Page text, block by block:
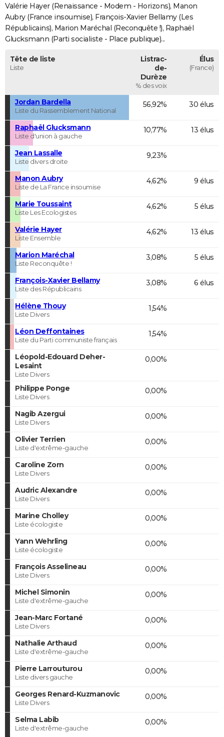
FORUM
Bricolage
Lifestyle
Culture
SportAuto
Television
Voyage
Cinema
Valérie Hayer (Renaissance - Modem - Horizons), Manon
Aubry (France insoumise), François-Xavier Bellamy (Les
Républicains), Marion Maréchal (Reconquête !), Raphaël
Glucksmann (Parti socialiste - Place publique)...
Tête de liste
Liste
Listrac-
de-
Durèze
% des voix
Élus
(France)
Jordan Bardella
Liste du Rassemblement National
56,92% 30 élus
Raphaël Glucksmann
Liste d'union à gauche
10,77% 13 élus
Jean Lassalle
Liste divers droite
9,23%
Manon Aubry
Liste de La France insoumise
4,62% 9 élus
Marie Toussaint
Liste Les Ecologistes
4,62% 5 élus
Valérie Hayer
Liste Ensemble
4,62% 13 élus
Marion Maréchal
Liste Reconquête !
3,08% 5 élus
François-Xavier Bellamy
Liste des Républicains
3,08% 6 élus
Hélène Thouy
Liste Divers
1,54%
Léon Deffontaines
Liste du Parti communiste français
1,54%
Léopold-Edouard Deher-
Lesaint
Liste Divers
0,00%
Philippe Ponge
Liste Divers
0,00%
Nagib Azergui
Liste Divers
0,00%
Olivier Terrien
Liste d'extrême-gauche
0,00%
Caroline Zorn
Liste Divers
0,00%
Audric Alexandre
Liste Divers
0,00%
Marine Cholley
Liste écologiste
0,00%
Yann Wehrling
Liste écologiste
0,00%
François Asselineau
Liste Divers
0,00%
Michel Simonin
Liste d'extrême-gauche
0,00%
Jean-Marc Fortané
Liste Divers
0,00%
Nathalie Arthaud
Liste d'extrême-gauche
0,00%
Pierre Larrouturou
Liste divers gauche
0,00%
Georges Renard-Kuzmanovic
Liste Divers
0,00%
Selma Labib
Liste d'extrême-gauche
0,00%